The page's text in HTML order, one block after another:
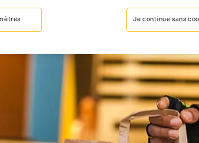
Je continue sans